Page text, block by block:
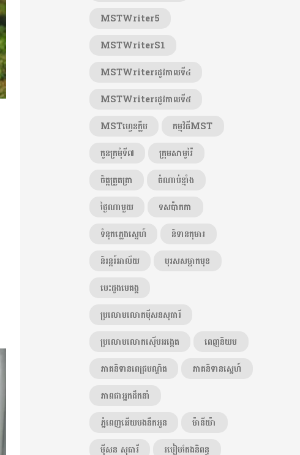
MSTWriter5
MSTWriterS1
MSTWriterរដូវកាលទី៤
MSTWriterរដូវកាលទី៥
MSTហ្វេនក្លឹប
កម្មវិធីMST
កូនក្រមុំទី៧
ក្រុមសាមូរ៉ៃ
ចិត្តត្រួតត្រា
ចំណាប់ខ្មាំង
ថ្ងៃណាមួយ
ទសប៉ាកកា
ទំនុកភ្លេងស្នេហ៍
និទានកុមារ
និរន្តរ៍អាល័យ
បុរសសម្លាកមុខ
បេះដូងមេគង្គ
ប្រលោមលោកម៉ីសនសុធារី
ប្រលោមលោកស៊ើបអង្កេត
ពេញនិយម
ភាគនិទានពេជ្របណ្ឌិត
ភាគនិទានស្នេហ៍
ភាពជាអ្នកដឹកនាំ
ភ្នំពេញអើយបងនឹកអូន
ម៉ានីយ៉ា
ម៉ីសន សុធារី
របៀបតែងនិពន្ធ